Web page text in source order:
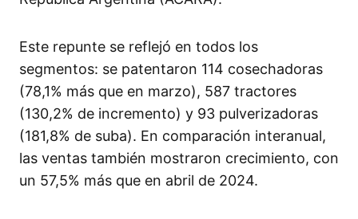
Este repunte se reflejó en todos los
segmentos: se patentaron 114 cosechadoras
(78,1% más que en marzo), 587 tractores
(130,2% de incremento) y 93 pulverizadoras
(181,8% de suba). En comparación interanual,
las ventas también mostraron crecimiento, con
un 57,5% más que en abril de 2024.